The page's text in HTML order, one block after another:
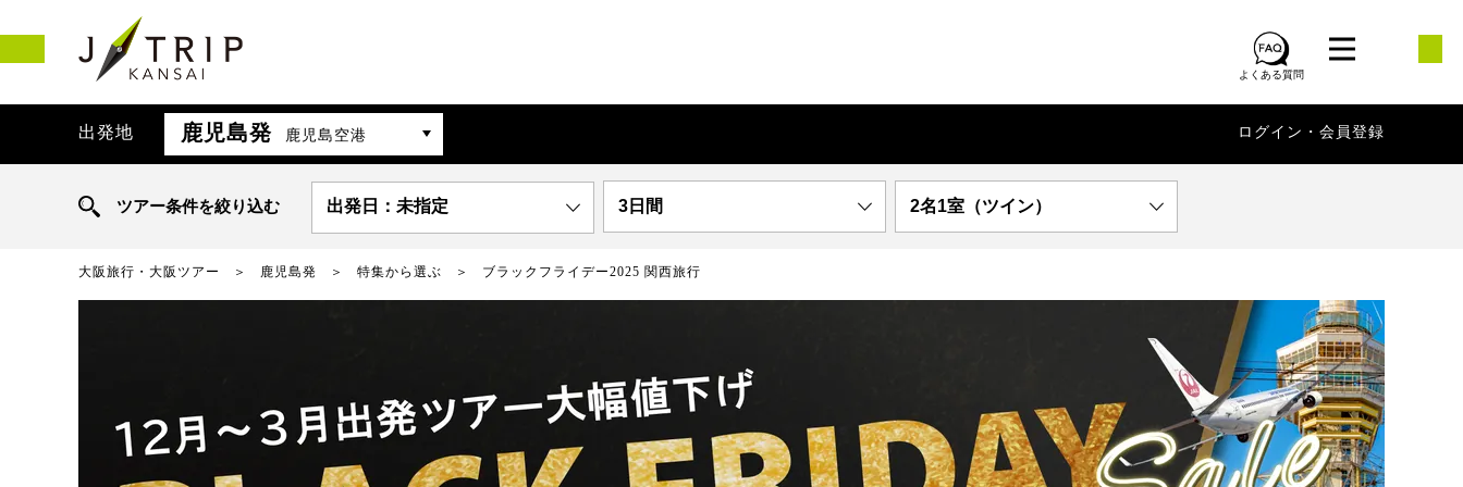
よくある質問
出発地 鹿児島発 鹿児島空港 ログイン・会員登録
ツアー条件を絞り込む 出発日：未指定 3日間 2名1室（ツイン）
大阪旅行・大阪ツアー 鹿児島発 特集から選ぶ ブラックフライデー2025 関西旅行